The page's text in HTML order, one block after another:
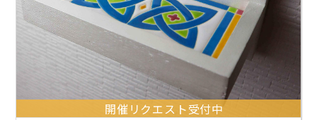
開催リクエスト受付中